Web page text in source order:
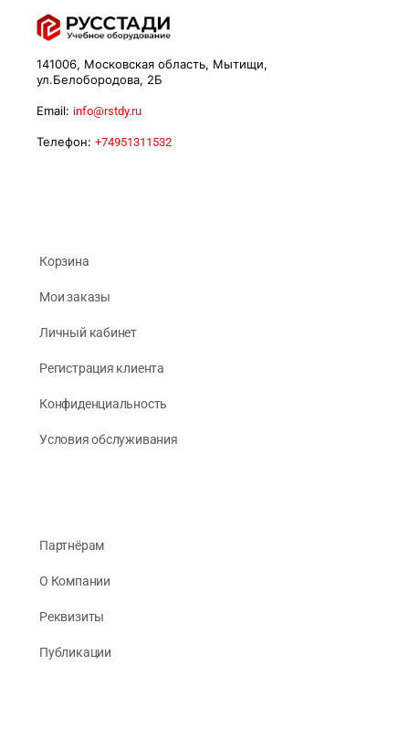
141006, Московская область, Мытищи,
ул.Белобородова, 2Б
Email: info@rstdy.ru
Телефон: +74951311532
Корзина
Мои заказы
Личный кабинет
Регистрация клиента
Конфиденциальность
Условия обслуживания
Партнёрам
О Компании
Реквизиты
Публикации